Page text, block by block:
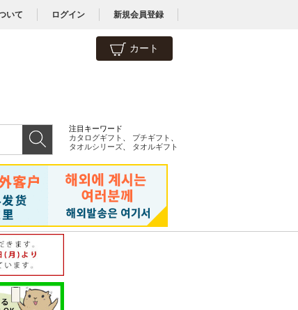
いて ログイン 新規会員登録
カート
注目キーワード
カタログギフト
プチギフト
タオルシリーズ
タオルギフト